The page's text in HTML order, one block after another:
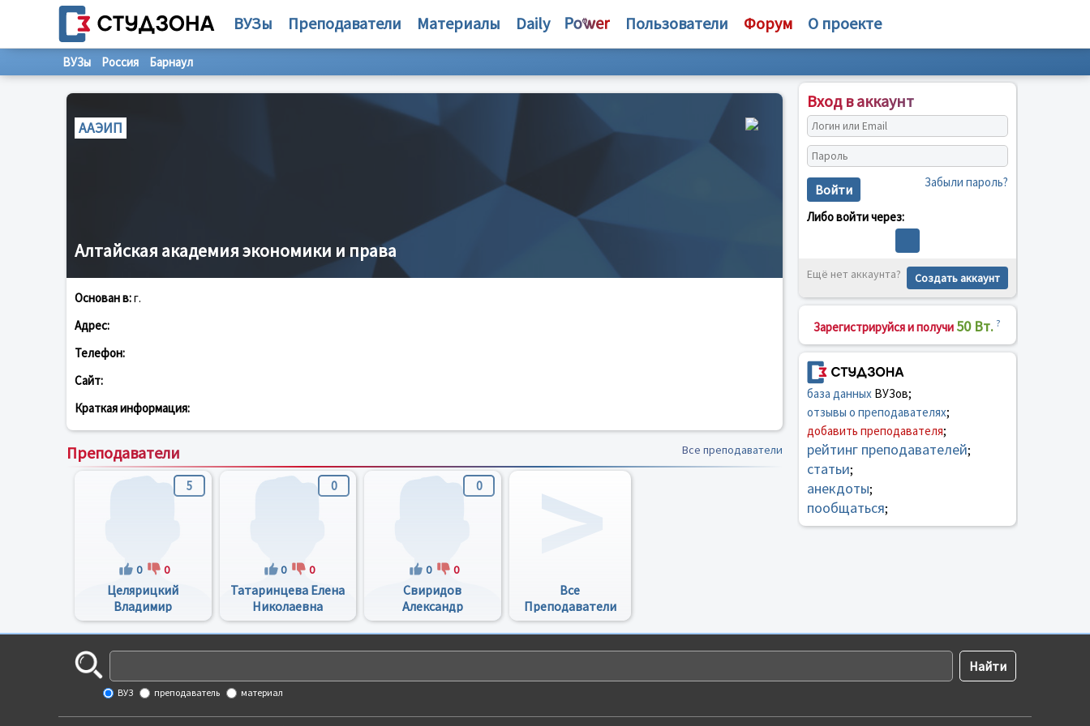
ВУЗы Преподаватели Материалы Daily Пользователи Форум О проекте
ВУЗы Россия Барнаул
ААЭИП
Алтайская академия экономики и права
Основан в:г.
Адрес:
Телефон:
Сайт:
Краткая информация:
Преподаватели Все преподаватели
5
0 0
Целярицкий
Владимир
Алексеевич
0
0 0
Татаринцева Елена
Николаевна
0
0 0
Свиридов
Александр
Михайлович
Все
Преподаватели
Вход в аккаунт
Войти Забыли пароль?
Либо войти через:
Ещё нет аккаунта? Создать аккаунт
Зарегистрируйся и получи 50 Вт. ?
база данныхВУЗов;
отзывы о преподавателях;
добавить преподавателя;
рейтинг преподавателей;
статьи;
анекдоты;
пообщаться;
ВУЗ преподаватель материал